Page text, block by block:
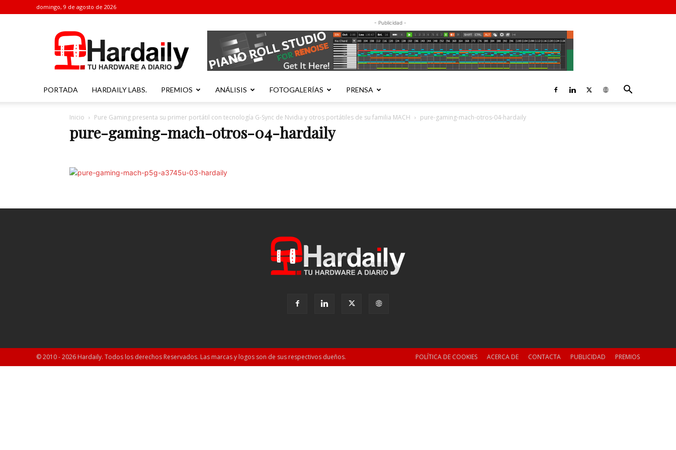
domingo, 9 de agosto de 2026
- Publicidad -
PORTADA HARDAILY LABS. PREMIOS ANÁLISIS FOTOGALERÍAS PRENSA
Inicio Pure Gaming presenta su primer portátil con tecnología G-Sync de Nvidia y otros portátiles de su familia MACH pure-gaming-mach-otros-04-hardaily
pure-gaming-mach-otros-04-hardaily
POLÍTICA DE COOKIES ACERCA DE CONTACTA PUBLICIDAD PREMIOS
© 2010 - 2026 Hardaily. Todos los derechos Reservados. Las marcas y logos son de sus respectivos dueños.